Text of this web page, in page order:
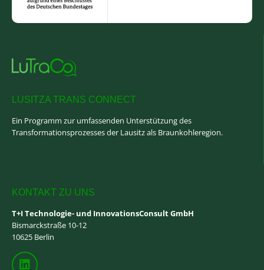
LUSITZA TRANS CONNECT
Ein Programm zur umfassenden Unterstützung des
Transformationsprozesses der Lausitz als Braunkohleregion.
KONTAKT ZU UNS
T+I Technologie- und InnovationsConsult GmbH
Bismarckstraße 10-12
10625 Berlin